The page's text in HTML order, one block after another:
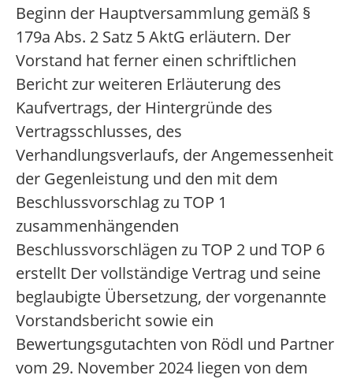
Beginn der Hauptversammlung gemäß §
179a Abs. 2 Satz 5 AktG erläutern. Der
Vorstand hat ferner einen schriftlichen
Bericht zur weiteren Erläuterung des
Kaufvertrags, der Hintergründe des
Vertragsschlusses, des
Verhandlungsverlaufs, der Angemessenheit
der Gegenleistung und den mit dem
Beschlussvorschlag zu TOP 1
zusammenhängenden
Beschlussvorschlägen zu TOP 2 und TOP 6
erstellt Der vollständige Vertrag und seine
beglaubigte Übersetzung, der vorgenannte
Vorstandsbericht sowie ein
Bewertungsgutachten von Rödl und Partner
vom 29. November 2024 liegen von dem